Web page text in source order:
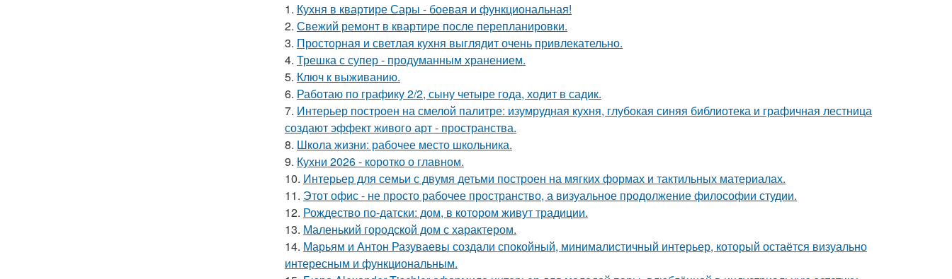
1. Кухня в квартире Сары - боевая и функциональная!
2. Свежий ремонт в квартире после перепланировки.
3. Просторная и светлая кухня выглядит очень привлекательно.
4. Трешка с супер - продуманным хранением.
5. Ключ к выживанию.
6. Работаю по графику 2/2, сыну четыре года, ходит в садик.
7. Интерьер построен на смелой палитре: изумрудная кухня, глубокая синяя библиотека и графичная лестница
создают эффект живого арт - пространства.
8. Школа жизни: рабочее место школьника.
9. Кухни 2026 - коротко о главном.
10. Интерьер для семьи с двумя детьми построен на мягких формах и тактильных материалах.
11. Этот офис - не просто рабочее пространство, а визуальное продолжение философии студии.
12. Рождество по-датски: дом, в котором живут традиции.
13. Маленький городской дом с характером.
14. Марьям и Антон Разуваевы создали спокойный, минималистичный интерьер, который остаётся визуально
интересным и функциональным.